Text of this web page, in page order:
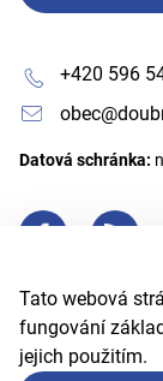
Tato webová
fungování
jejich použitím.
+420 596
Datová schránka: